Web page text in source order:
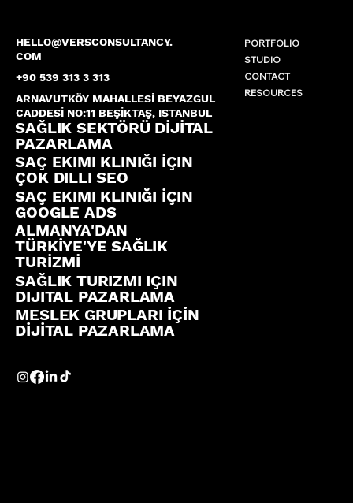
HELLO@VERSCONSULTANCY.
COM
+90 539 313 3 313
ARNAVUTKÖY MAHALLESİ BEYAZGUL
CADDESİ NO:11 BEŞİKTAŞ, ISTANBUL
SAĞLIK SEKTÖRÜ DİJİTAL
PAZARLAMA
SAÇ EKIMI KLINIĞI İÇIN
ÇOK DILLI SEO
SAÇ EKIMI KLINIĞI İÇIN
GOOGLE ADS
ALMANYA'DAN
TÜRKİYE'YE SAĞLIK
TURİZMİ
SAĞLIK TURIZMI IÇIN
DIJITAL PAZARLAMA
MESLEK GRUPLARI İÇİN
DİJİTAL PAZARLAMA
PORTFOLIO
STUDIO
CONTACT
RESOURCES